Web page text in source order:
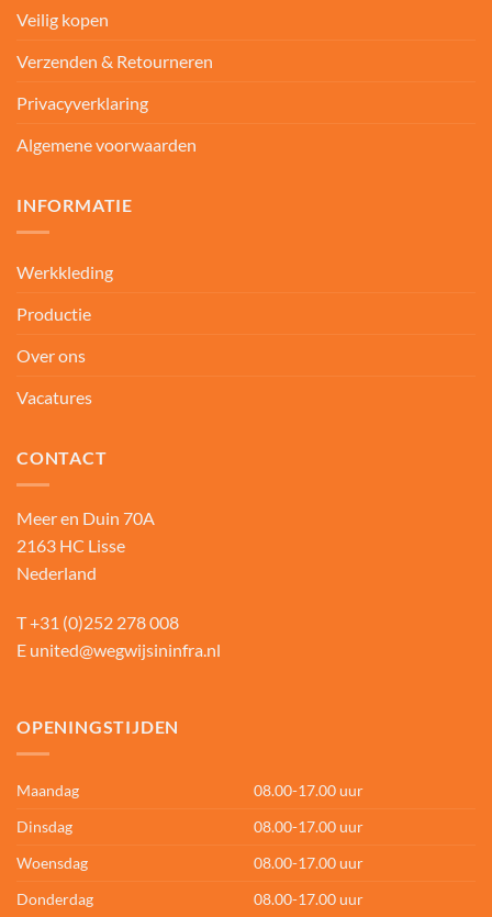
Veilig kopen
Verzenden & Retourneren
Privacyverklaring
Algemene voorwaarden
INFORMATIE
Werkkleding
Productie
Over ons
Vacatures
CONTACT
Meer en Duin 70A
2163 HC Lisse
Nederland
T+31 (0)252 278 008
E united@wegwijsininfra.nl
OPENINGSTIJDEN
Maandag
08.00-17.00 uur
Dinsdag
08.00-17.00 uur
Woensdag
08.00-17.00 uur
Donderdag
08.00-17.00 uur